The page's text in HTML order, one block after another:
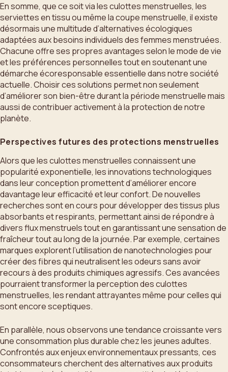
En somme, que ce soit via les culottes menstruelles, les
serviettes en tissu ou même la coupe menstruelle, il existe
désormais une multitude d’alternatives écologiques
adaptées aux besoins individuels des femmes menstruées.
Chacune offre ses propres avantages selon le mode de vie
et les préférences personnelles tout en soutenant une
démarche écoresponsable essentielle dans notre société
actuelle. Choisir ces solutions permet non seulement
d’améliorer son bien-être durant la période menstruelle mais
aussi de contribuer activement à la protection de notre
planète.
Perspectives futures des protections menstruelles
Alors que les culottes menstruelles connaissent une
popularité exponentielle, les innovations technologiques
dans leur conception promettent d’améliorer encore
davantage leur efficacité et leur confort. De nouvelles
recherches sont en cours pour développer des tissus plus
absorbants et respirants, permettant ainsi de répondre à
divers flux menstruels tout en garantissant une sensation de
fraîcheur tout au long de la journée. Par exemple, certaines
marques explorent l’utilisation de nanotechnologies pour
créer des fibres qui neutralisent les odeurs sans avoir
recours à des produits chimiques agressifs. Ces avancées
pourraient transformer la perception des culottes
menstruelles, les rendant attrayantes même pour celles qui
sont encore sceptiques.
En parallèle, nous observons une tendance croissante vers
une consommation plus durable chez les jeunes adultes.
Confrontés aux enjeux environnementaux pressants, ces
consommateurs cherchent des alternatives aux produits